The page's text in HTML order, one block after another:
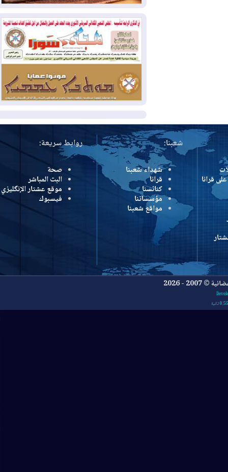
2026-08-03العراق يؤكد مجدداً التزامه
بمنع الهجمات على الدول المجاورة
2026-08-03
العجز والاقتراض يطوقان
المالية العراقية.. اقتراض يتجاوز 3 تريليونات
دينار!
2026-08-03كوبا تغرق في الظلام مجددا
وانهيار الشبكة الكهربائية
المزيد
شعبنا:
شهداء شعبنا
قرانا
كنائسنا
مؤسساتنا
مواقع شعبنا
روابط سريعة:
صحة
البث المباشر
موقع عشتار الإنگليزي
فيسبوك
2026